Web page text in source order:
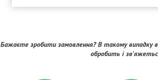
Бажаєте зробити замовлення? В такому
обробить і